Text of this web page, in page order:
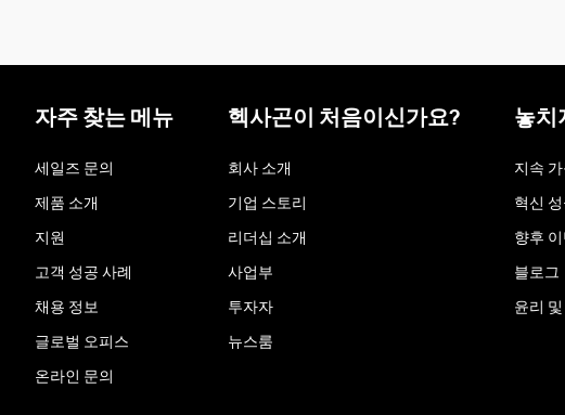
자주 찾는 메뉴
세일즈 문의
제품 소개
지원
고객 성공 사례
채용 정보
글로벌 오피스
온라인 문의
헥사곤이 처음이신가요?
회사 소개
기업 스토리
리더십 소개
사업부
투자자
뉴스룸
놓치
지속 가
혁신 성
향후
블로그
윤리